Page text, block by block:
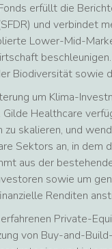
erfüllt die
und verbindet
Lower-Mid-
Biodiversität sowie
um Klima-
Healthcare
zu skalieren, und
Sektors an, in dem
aus der
sowie um
Renditen
Private-
von Buy-and-